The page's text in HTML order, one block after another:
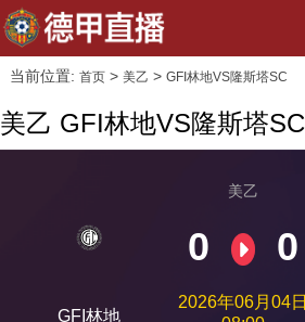
当前位置: 首页> 美乙 > GFI林地VS隆斯塔SC
美乙 GFI林地VS隆斯塔SC
GFI林地
美乙
0 0
2026年06月04日